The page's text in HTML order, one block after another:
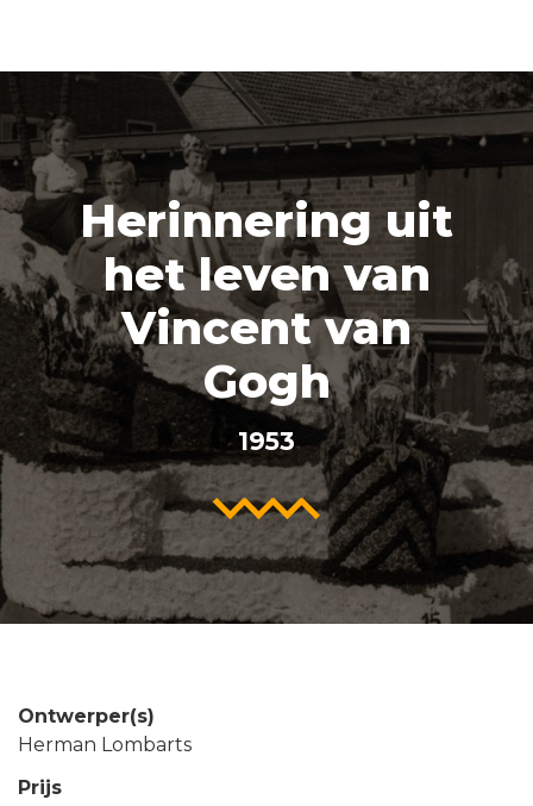
Herinnering uit
het leven van
Vincent van
Gogh
1953
Ontwerper(s)
Herman Lombarts
Prijs